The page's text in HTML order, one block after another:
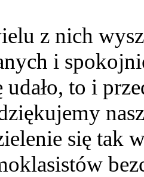
z nich
i
udało, to i
się tak